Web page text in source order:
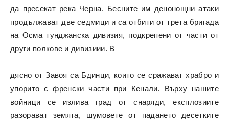
да пресекат река Черна. Бесните им денонощни атаки
продължават две седмици и са отбити от трета бригада
на Осма тунджанска дивизия, подкрепени от части от
други полкове и дивизиии. В
дясно от Завоя са Бдинци, които се сражават храбро и
упорито с френски части при Кенали. Върху нашите
войници се излива град от снаряди, експлозиите
разорават земята, шумовете от падането десетките